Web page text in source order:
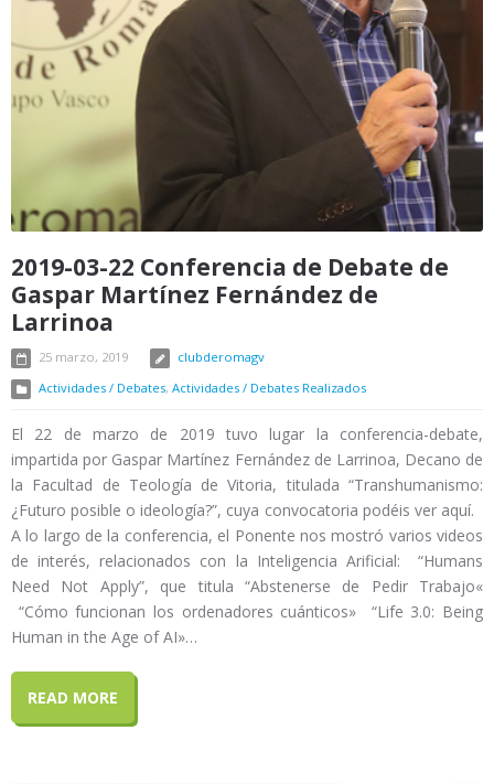
2019-03-22 Conferencia de Debate de
Gaspar Martínez Fernández de
Larrinoa
25 marzo, 2019
clubderomagv
Actividades / Debates, Actividades / Debates Realizados
El 22 de marzo de 2019 tuvo lugar la conferencia-debate,
impartida por Gaspar Martínez Fernández de Larrinoa, Decano de
la Facultad de Teología de Vitoria, titulada “Transhumanismo:
¿Futuro posible o ideología?”, cuya convocatoria podéis ver aquí.
A lo largo de la conferencia, el Ponente nos mostró varios videos
de interés, relacionados con la Inteligencia Arificial: “Humans
Need Not Apply”, que titula “Abstenerse de Pedir Trabajo«
“Cómo funcionan los ordenadores cuánticos» “Life 3.0: Being
Human in the Age of AI»…
READ MORE